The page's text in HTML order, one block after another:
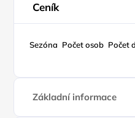
Ceník
Sezóna Počet osob Počet
Základní informace